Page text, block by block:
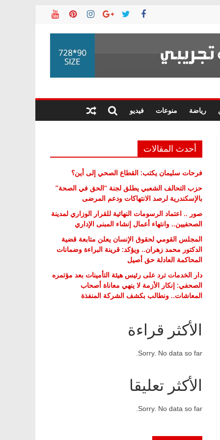
رياضة منوعات فيديو
أحدث المقالات
فرحات سليمان يكتب: القطاع الصحي إلى أين؟
حزب التحالف الشعبي يطلق لجنة “الحق في الصحة”
بالإسكندرية لرصد الانتهاكات ودعم المرضى
صور .. اعتماد الرسومات النهائية للقرار الوزاري لمدينة
الصحفيين.. وانتهاء أعمال إنشاء المبنى الإداري
المجلس القومي لحقوق الإنسان يعلن متابعة قضية
الدكتور محمد زهران.. ويؤكد: قرينة البراءة وضمانات
المحاكمة العادلة حق أصيل
دار الخدمات ترد على رئيس هيئة التأمينات بعد مؤتمره
الصحفي: إنكار الأزمة لا ينهي معاناة أصحاب
المعاشات.. ونطالب بكشف الشركة المنفذة
الأكثر قراءة
Sorry. No data so far.
الأكثر تعليقا
Sorry. No data so far.